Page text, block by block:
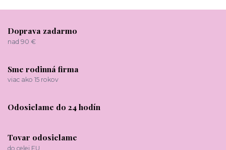
Doprava zadarmo
nad 90 €
Sme rodinná firma
viac ako 15 rokov
Odosielame do 24 hodín
Tovar odosielame
do celej EU